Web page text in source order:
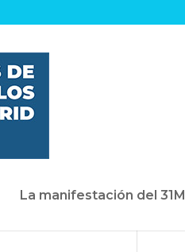
La manifestación del 31M